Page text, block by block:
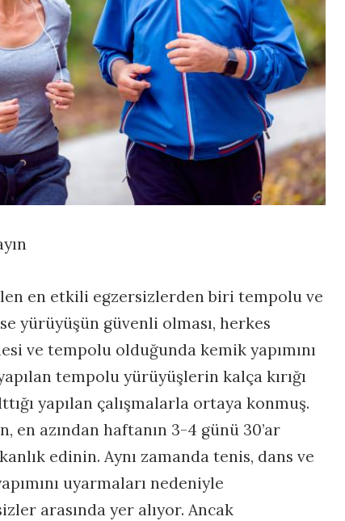
en etkili egzersizlerden biri tempolu ve
yürüyüşün güvenli olması, herkes
ve tempolu olduğunda kemik yapımını
tempolu yürüyüşlerin kalça kırığı
yapılan çalışmalarla ortaya konmuş.
en azından haftanın 3-4 günü 30’ar
edinin. Aynı zamanda tenis, dans ve
uyarmaları nedeniyle
arasında yer alıyor. Ancak